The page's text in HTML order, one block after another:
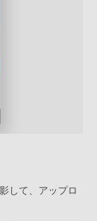
して、アップロ